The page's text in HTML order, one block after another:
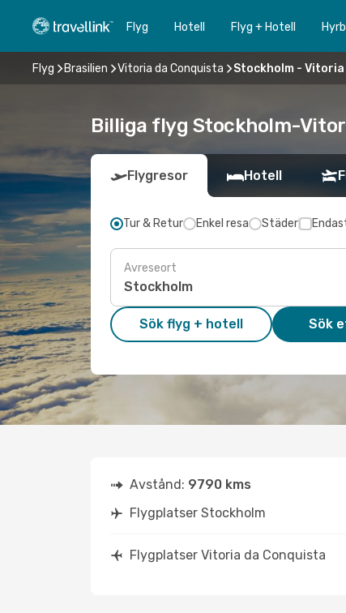
Flyg Hotell Flyg + Hotell
Flyg Brasilien Vitoria da Conquista Stockholm -
Billiga flyg Stockholm-
Flygresor Hotell
Tur & Retur Enkel resa Städer
Avreseort
Sök flyg + hotell Sök
Avstånd: 9790 kms
Flygplatser Stockholm
Flygplatser Vitoria da Conquista